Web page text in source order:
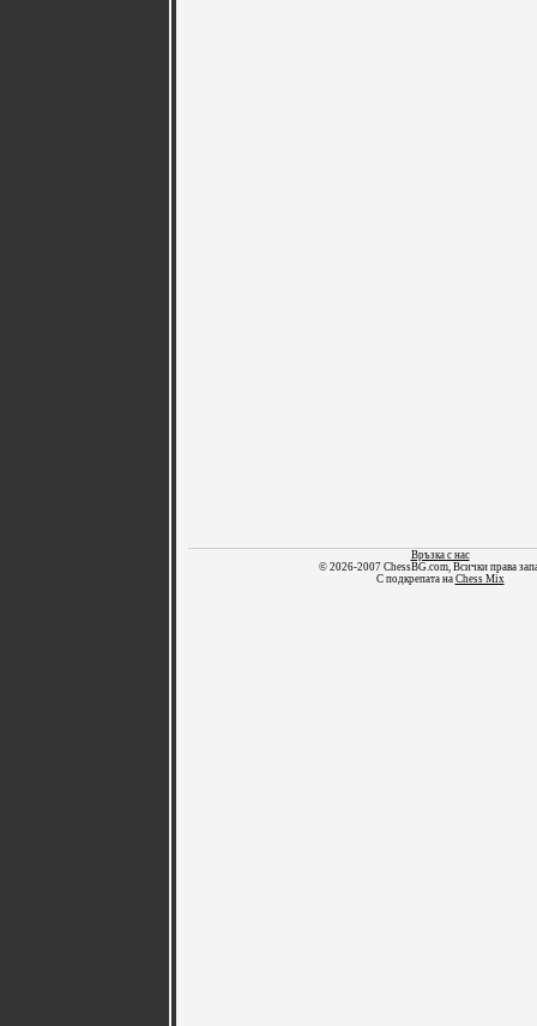
Връзка с нас
© 2026-2007 ChessBG.com, Всички права
С подкрепата на Chess Mix